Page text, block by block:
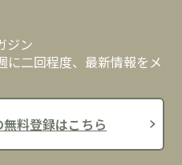
ジン
二回程度、最新情報をメ
料登録はこちら